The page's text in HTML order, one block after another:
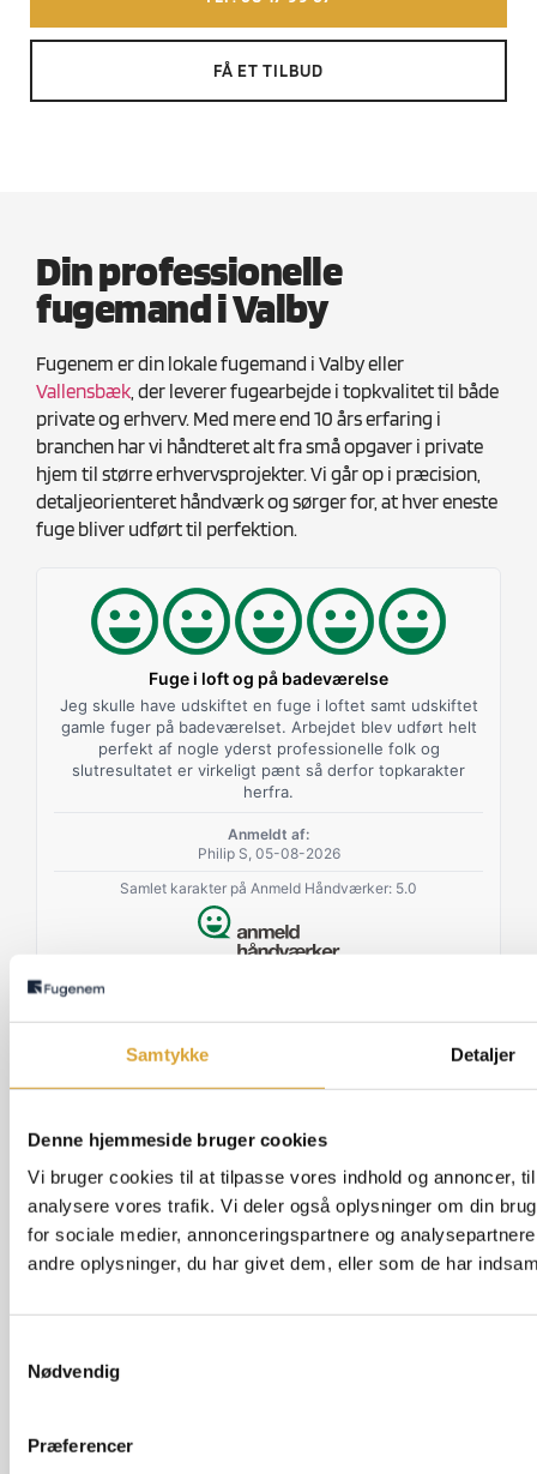
Samtykke Detaljer
Denne hjemmeside bruger cookies
Vi bruger cookies til at tilpasse vores indhold og annoncer,
analysere vores trafik. Vi deler også oplysninger om din
for sociale medier, annonceringspartnere og
andre oplysninger, du har givet dem, eller som de har
Nødvendig
Præferencer
FÅ ET TILBUD
Din professionelle
fugemand i Valby
Fugenem er din lokale fugemand i Valby eller
Vallensbæk, der leverer fugearbejde i topkvalitet til både
private og erhverv. Med mere end 10 års erfaring i
branchen har vi håndteret alt fra små opgaver i private
hjem til større erhvervsprojekter. Vi går op i præcision,
detaljeorienteret håndværk og sørger for, at hver eneste
fuge bliver udført til perfektion.
Fuge i loft og på badeværelse
Jeg skulle have udskiftet en fuge i loftet samt udskiftet
gamle fuger på badeværelset. Arbejdet blev udført helt
perfekt af nogle yderst professionelle folk og
slutresultatet er virkeligt pænt så derfor topkarakter
herfra.
Anmeldt af:
Philip S, 05-08-2026
Samlet karakter på Anmeld Håndværker: 5.0
Hurtigt svar på anmodning af tilbud og meget god
kommunikation ift præcisering af opgaven. Venlig og
imødekommende håndværker der ordnede alt som lovet
og lidt mere til.
Anmeldt af:
Mikkel Vestrup Juul, 27-07-2026